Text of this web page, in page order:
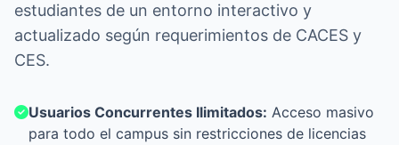
estudiantes de un entorno interactivo y
actualizado según requerimientos de CACES y
CES.
Usuarios Concurrentes Ilimitados: Acceso masivo
para todo el campus sin restricciones de licencias